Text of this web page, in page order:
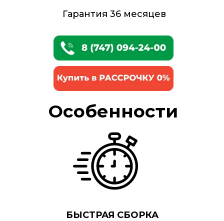
Гарантия 36 месяцев
Особенности
БЫСТРАЯ СБОРКА